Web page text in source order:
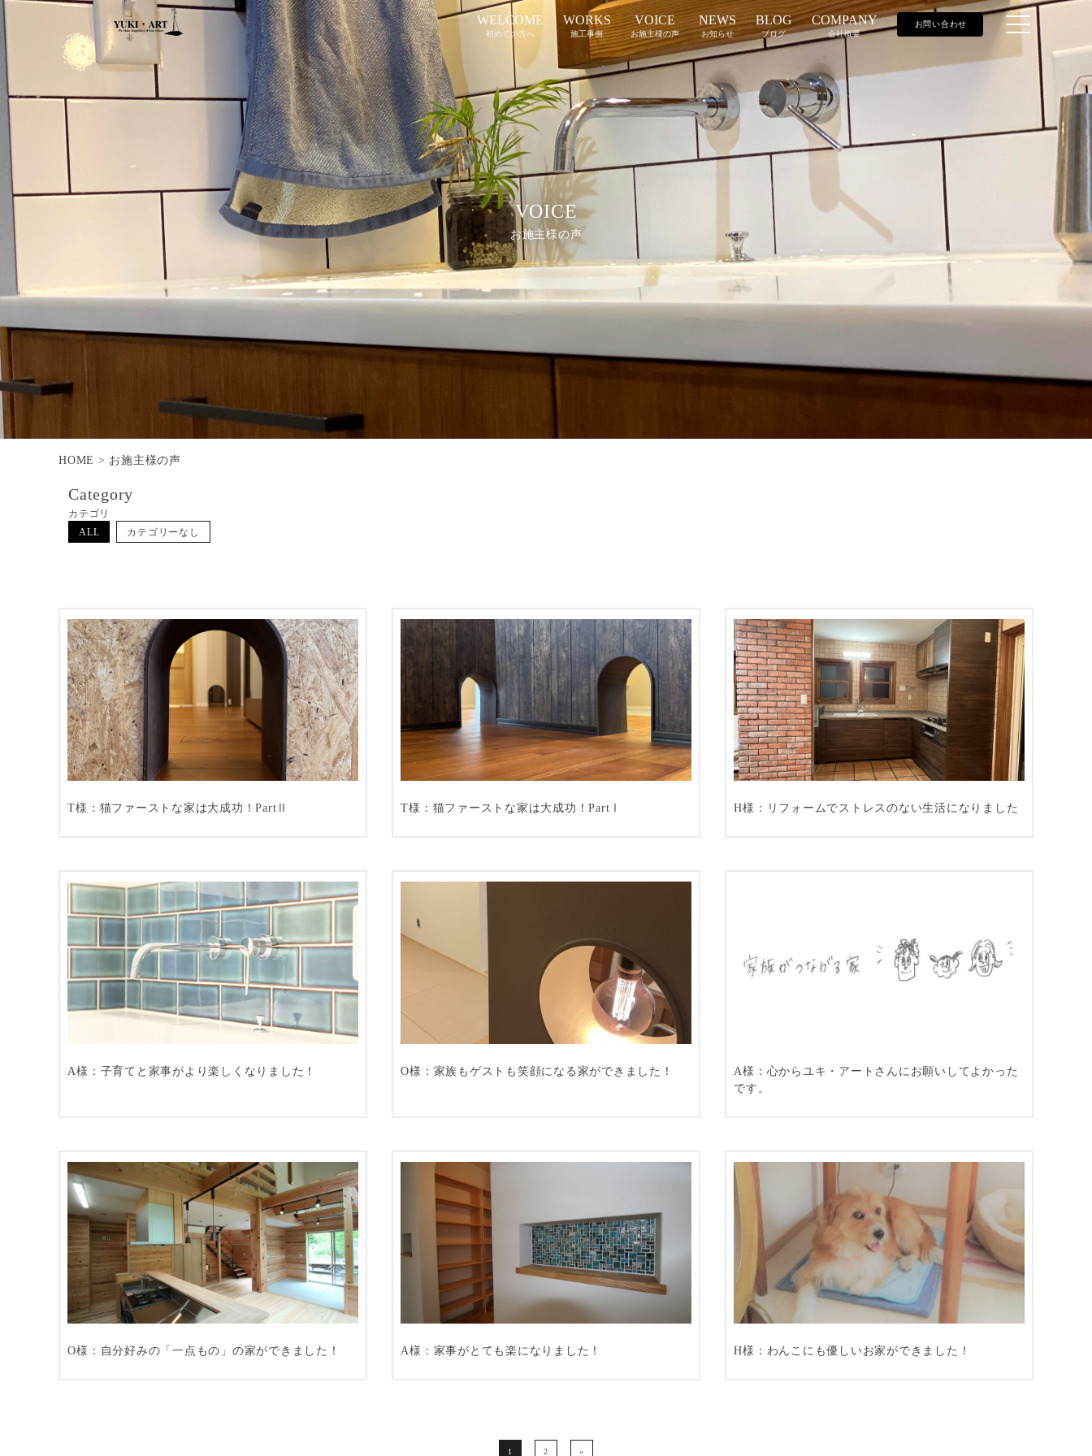
WELCOME
初めての方へ
WORKS
施工事例
VOICE
お施主様の声
NEWS
お知らせ
BLOG
ブログ
COMPANY
会社概要
お問い合わせ
VOICE
お施主様の声
HOME > お施主様の声
Category
カテゴリ
ALL
カテゴリーなし
T様：猫ファーストな家は大成功！PartⅡ T様：猫ファーストな家は大成功！PartⅠ H様：リフォームでストレスのない生活になりました
A様：子育てと家事がより楽しくなりました！ O様：家族もゲストも笑顔になる家ができました！
A様：心からユキ・アートさんにお願いしてよかった
です。
O様：自分好みの「一点もの」の家ができました！ A様：家事がとても楽になりました！ H様：わんこにも優しいお家ができました！
1 2 »